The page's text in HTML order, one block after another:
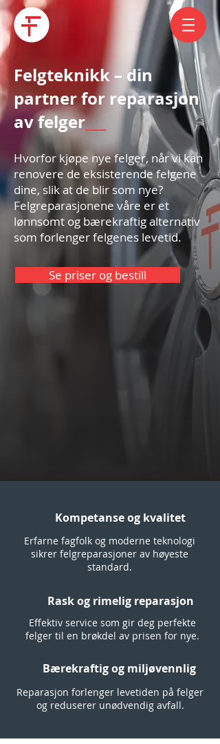
Felgteknikk – din
partner for reparasjon
av felger___
Hvorfor kjøpe nye felger, når vi kan
renovere de eksisterende felgene
dine, slik at de blir som nye?
Felgreparasjonene våre er et
lønnsomt og bærekraftig alternativ
som forlenger felgenes levetid.
Se priser og bestill
Kompetanse og kvalitet
Erfarne fagfolk og moderne teknologi
sikrer felgreparasjoner av høyeste
standard.
Rask og rimelig reparasjon
Effektiv service som gir deg perfekte
felger til en brøkdel av prisen for nye.
Bærekraftig og miljøvennlig
Reparasjon forlenger levetiden på felger
og reduserer unødvendig avfall.